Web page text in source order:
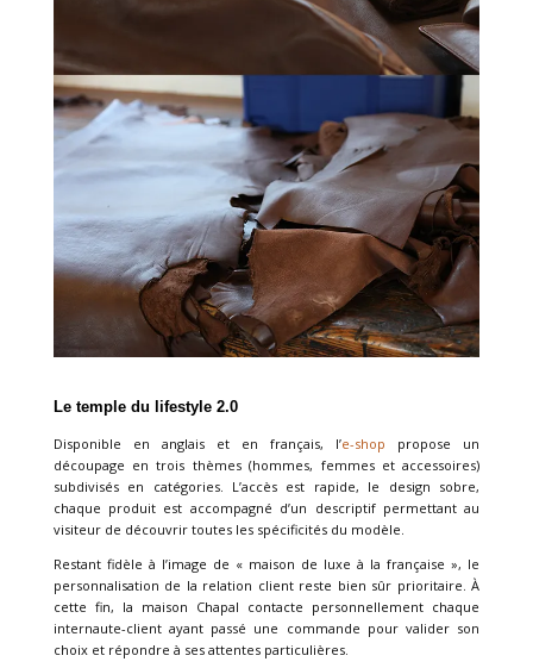
Le temple du lifestyle 2.0
Disponible en anglais et en français, l’e-shop propose un
découpage en trois thèmes (hommes, femmes et accessoires)
subdivisés en catégories. L’accès est rapide, le design sobre,
chaque produit est accompagné d’un descriptif permettant au
visiteur de découvrir toutes les spécificités du modèle.
Restant fidèle à l’image de « maison de luxe à la française », le
personnalisation de la relation client reste bien sûr prioritaire. À
cette fin, la maison Chapal contacte personnellement chaque
internaute-client ayant passé une commande pour valider son
choix et répondre à ses attentes particulières.